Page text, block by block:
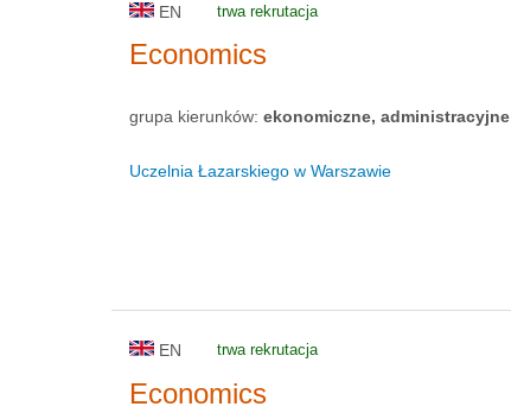
EN trwa rekrutacja
Economics
grupa kierunków: ekonomiczne, administracyjne
Uczelnia Łazarskiego w Warszawie
EN trwa rekrutacja
Economics